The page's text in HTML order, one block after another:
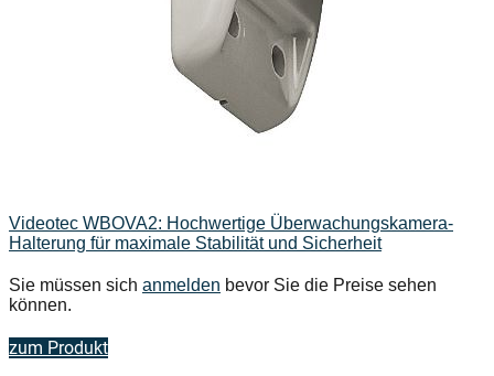
Videotec WBOVA2: Hochwertige Überwachungskamera-
Halterung für maximale Stabilität und Sicherheit
Sie müssen sich anmelden bevor Sie die Preise sehen
können.
zum Produkt